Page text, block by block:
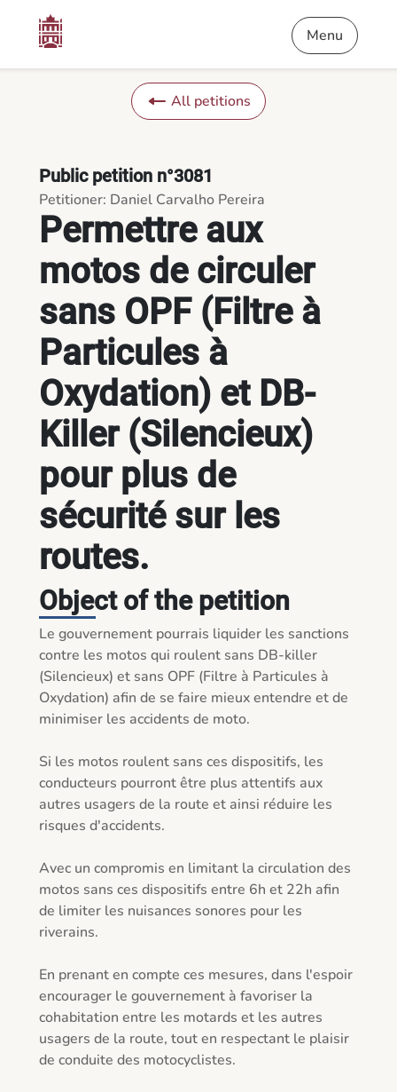
Permettre aux motos de circuler sans OPF (Filtre à
Menu
All petitions
Permettre aux
motos de circuler
sans OPF (Filtre à
Particules à
Oxydation) et DB-
Killer (Silencieux)
pour plus de
sécurité sur les
routes.
Public petition n°3081
Petitioner: Daniel Carvalho Pereira
Object of the petition
Le gouvernement pourrais liquider les sanctions
contre les motos qui roulent sans DB-killer
(Silencieux) et sans OPF (Filtre à Particules à
Oxydation) afin de se faire mieux entendre et de
minimiser les accidents de moto.
Si les motos roulent sans ces dispositifs, les
conducteurs pourront être plus attentifs aux
autres usagers de la route et ainsi réduire les
risques d'accidents.
Avec un compromis en limitant la circulation des
motos sans ces dispositifs entre 6h et 22h afin
de limiter les nuisances sonores pour les
riverains.
En prenant en compte ces mesures, dans l'espoir
encourager le gouvernement à favoriser la
cohabitation entre les motards et les autres
usagers de la route, tout en respectant le plaisir
de conduite des motocyclistes.